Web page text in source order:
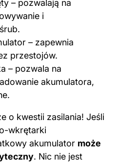
– pozwalają na
i
– zapewnia
przestojów.
– pozwala na
akumulatora,
o kwestii zasilania! Jeśli
wkrętarki
akumulator może
. Nic nie jest